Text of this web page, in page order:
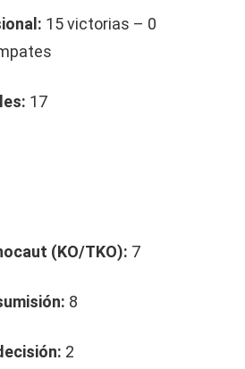
15 victorias – 0
17
(KO/TKO): 7
8
2